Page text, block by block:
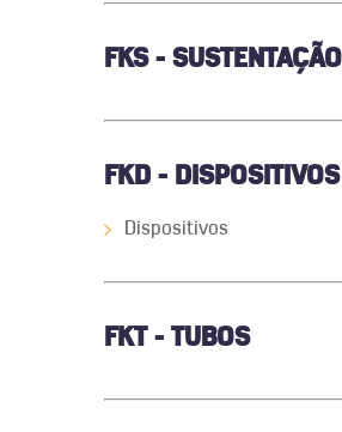
FKS - SUSTENTAÇÃO
FKD - DISPOSITIVOS
Dispositivos
FKT - TUBOS